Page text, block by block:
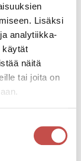
Lisäksi
analytiikka-
käytät
näitä
tai joita on